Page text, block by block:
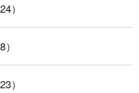
）
）